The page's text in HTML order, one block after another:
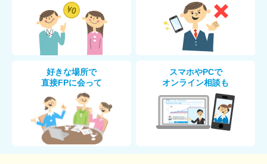
好きな場所で
直接FPに会って
スマホやPCで
オンライン相談も